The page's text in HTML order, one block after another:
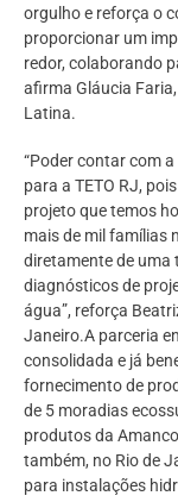
orgulho e reforça o
proporcionar um
redor, colaborando
afirma Gláucia
Latina.
“Poder contar com
para a TETO RJ,
projeto que temos
mais de mil famílias
diretamente de uma
diagnósticos de
água”, reforça
Janeiro.A parceria
consolidada e já
fornecimento de
de 5 moradias
produtos da
também, no Rio de
para instalações